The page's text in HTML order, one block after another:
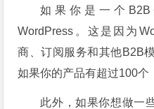
如果你是一个
WordPress。这是因为
商、订阅服务和其他B2B
如果你的产品有超过100个
此外，如果你想做一